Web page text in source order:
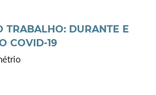
TRABALHO: DURANTE E
COVID-19